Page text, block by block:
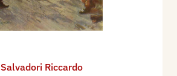
Salvadori Riccardo